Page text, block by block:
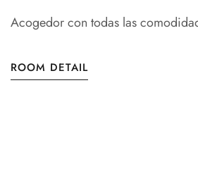
Acogedor con todas las
ROOM DETAIL